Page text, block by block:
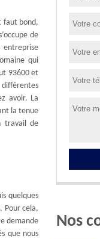
faut bond,
de
qui
93600 et
avoir. La
la tenue
travail de
quelques
Pour cela,
demande
que nous
Nos